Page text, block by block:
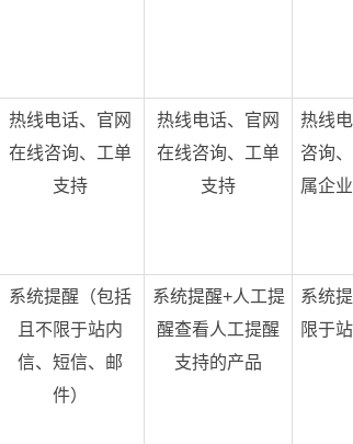
热线电话、官网
在线咨询、工单
支持
热线电话、官网
在线咨询、工单
支持
热线
咨询
属企
系统提醒（包括
且不限于站内
信、短信、邮
件）
系统提醒+人工提
醒查看人工提醒
支持的产品
系统
限于